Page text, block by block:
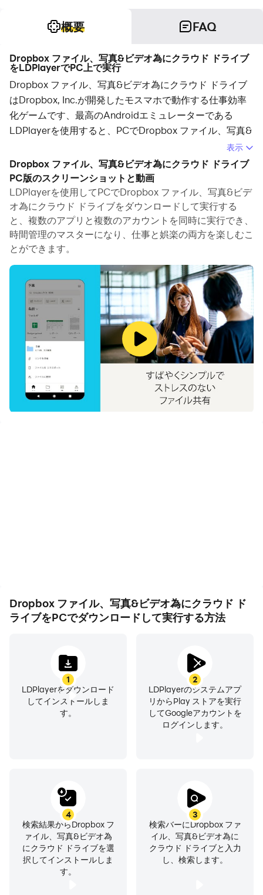
概要 FAQ
Dropbox ファイル、写真&ビデオ為にクラウド ドライブ
をLDPlayerでPC上で実行
Dropbox ファイル、写真&ビデオ為にクラウド ドライブ
はDropbox, Inc.が開発したモスマホで動作する仕事効率
化ゲームです、最高のAndroidエミュレーターである
LDPlayerを使用すると、PCでDropbox ファイル、写真&
ビデオ為にクラウド ドライブをダウンロードして快適に
プレイできます。
PCでDropbox ファイル、写真&ビデオ為にクラウド ドラ
イブを実行すると、大画面で鮮明な表示が可能であり、マ
ウスとキーボードでアプリケーションを操作することは、
タッチスクリーンキーボードよりもはるかに速く、常にデ
バイスの電池残量の心配をする必要はありません。
マルチインスタンスと同期機能を使用すると、PC上で複
数のアプリケーションやアカウントを実行できます。
また、ファイル共有機能を使用すると、画像、ビデオ、お
よびファイルを簡単に共有できます。
Dropbox ファイル、写真&ビデオ為にクラウド ドライブ
をダウンロードしてPCで実行して、大画面と高解像度の
画質をお楽しみください！
Dropbox なら、誰でもクラウドのファイルをアップロー
ス可能。特別なソフトウェアを使用しなくても 175 種類
以上のファイルをプレビュー表示できます。
ズのファイルを送信。相手が Dropbox アカウントを持っ
ていなくても大丈夫です。
• ドキュメント、領収書、ID、写真などをモバイル デバイ
スでスキャン、高画質の PDF に変換できるので、どこに
いてもファイルを閲覧、送信できます。
• パソコンのバックアップ機能で PC や Mac のフォルダ
Dropbox Plus の無料トライアルに今すぐご登録くださ
い。2 TB（2,000 GB）の容量があるので、すべてのリン
ク済みデバイスからファイルを保存できます。また、Plus
プランには新機能も搭載されました。すべてのデバイスで
パスワードを保存して同期する Dropbox Passwords
と、重要なドキュメントを安全に保管して整理できる
表示
Dropbox ファイル、写真&ビデオ為にクラウド ドライブ
PC版のスクリーンショットと動画
LDPlayerを使用してPCでDropbox ファイル、写真&ビデ
オ為にクラウド ドライブをダウンロードして実行する
と、複数のアプリと複数のアカウントを同時に実行でき、
時間管理のマスターになり、仕事と娯楽の両方を楽しむこ
とができます。
Dropbox ファイル、写真&ビデオ為にクラウド ド
ライブをPCでダウンロードして実行する方法
1
LDPlayerをダウンロード
してインストールしま
す。
2
LDPlayerのシステムアプ
リからPlay ストアを実行
してGoogleアカウントを
ログインします。
3
検索バーにDropbox ファ
イル、写真&ビデオ為に
クラウド ドライブと入力
し、検索します。
4
検索結果からDropbox フ
ァイル、写真&ビデオ為
にクラウド ドライブを選
択してインストールしま
す。